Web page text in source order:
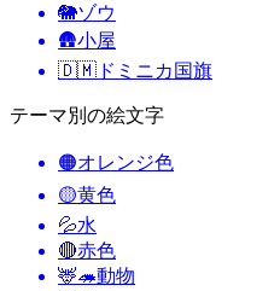
🐘ゾウ
🛖小屋
🇩🇲 ドミニカ国旗
テーマ別の絵文字
🟠オレンジ色
🟡黄色
💦水
🔴赤色
🦌🦔動物